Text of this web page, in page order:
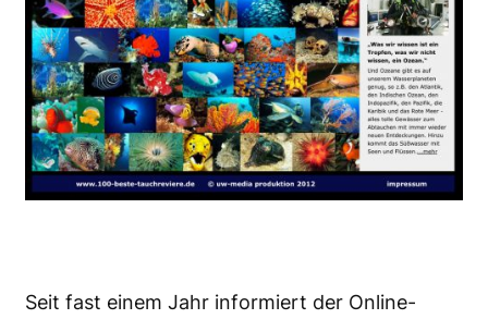
Seit fast einem Jahr informiert der Online-